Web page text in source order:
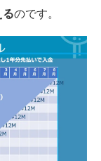
のです。